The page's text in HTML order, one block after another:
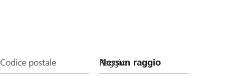
Codice postale Raggio